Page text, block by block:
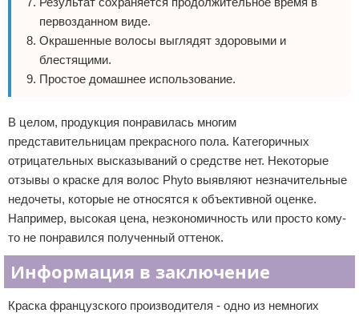
первозданном виде.
Окрашенные волосы выглядят здоровыми и
блестящими.
Простое домашнее использование.
В целом, продукция понравилась многим
представительницам прекрасного пола. Категоричных
отрицательных высказываний о средстве нет. Некоторые
отзывы о краске для волос Phyto выявляют незначительные
недочеты, которые не относятся к объективной оценке.
Например, высокая цена, неэкономичность или просто кому-
то не понравился полученный оттенок.
Информация в заключение
Краска французского производителя - одно из немногих